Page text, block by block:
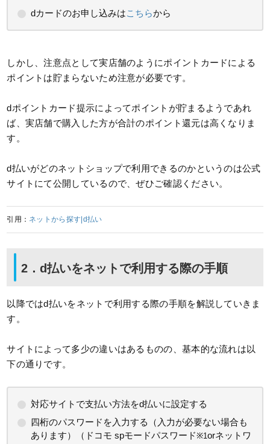
dカードのお申し込みはこちらから
しかし、注意点として実店舗のようにポイントカードによる
ポイントは貯まらないため注意が必要です。
dポイントカード提示によってポイントが貯まるようであれ
ば、実店舗で購入した方が合計のポイント還元は高くなりま
す。
d払いがどのネットショップで利用できるのかというのは公式
サイトにて公開しているので、ぜひご確認ください。
引用： ネットから探す|d払い
2．d払いをネットで利用する際の手順
以降ではd払いをネットで利用する際の手順を解説していきま
す。
サイトによって多少の違いはあるものの、基本的な流れは以
下の通りです。
対応サイトで支払い方法をd払いに設定する
四桁のパスワードを入力する（入力が必要ない場合も
あります）（ドコモ spモードパスワード※1orネットワ